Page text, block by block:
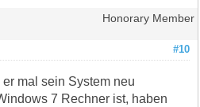
Honorary Member
#10
mal sein System neu
7 Rechner ist, haben